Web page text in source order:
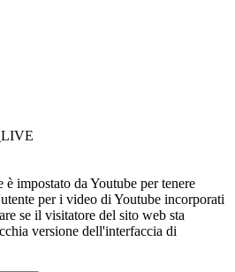
è impostato da Youtube per tenere
per i video di Youtube incorporati
se il visitatore del sito web sta
versione dell'interfaccia di